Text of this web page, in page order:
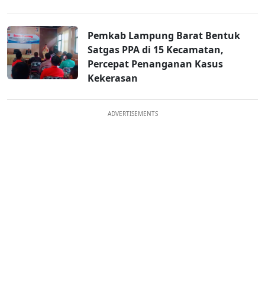
Pemkab Lampung Barat Bentuk
Satgas PPA di 15 Kecamatan,
Percepat Penanganan Kasus
Kekerasan
ADVERTISEMENTS